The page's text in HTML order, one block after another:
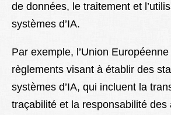
de données, le traitement et
systèmes d’IA.
Par exemple, l’Union
règlements visant à établir des
systèmes d’IA, qui incluent la
traçabilité et la responsabilité des